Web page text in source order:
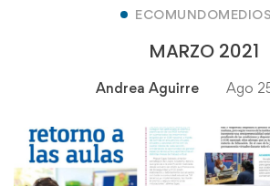
ECOMUNDOMEDIOS
MARZO 2021
Andrea Aguirre Ago